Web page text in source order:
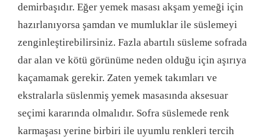
demirbaşıdır. Eğer yemek masası akşam yemeği için
hazırlanıyorsa şamdan ve mumluklar ile süslemeyi
zenginleştirebilirsiniz. Fazla abartılı süsleme sofrada
dar alan ve kötü görünüme neden olduğu için aşırıya
kaçamamak gerekir. Zaten yemek takımları ve
ekstralarla süslenmiş yemek masasında aksesuar
seçimi kararında olmalıdır. Sofra süslemede renk
karmaşası yerine birbiri ile uyumlu renkleri tercih